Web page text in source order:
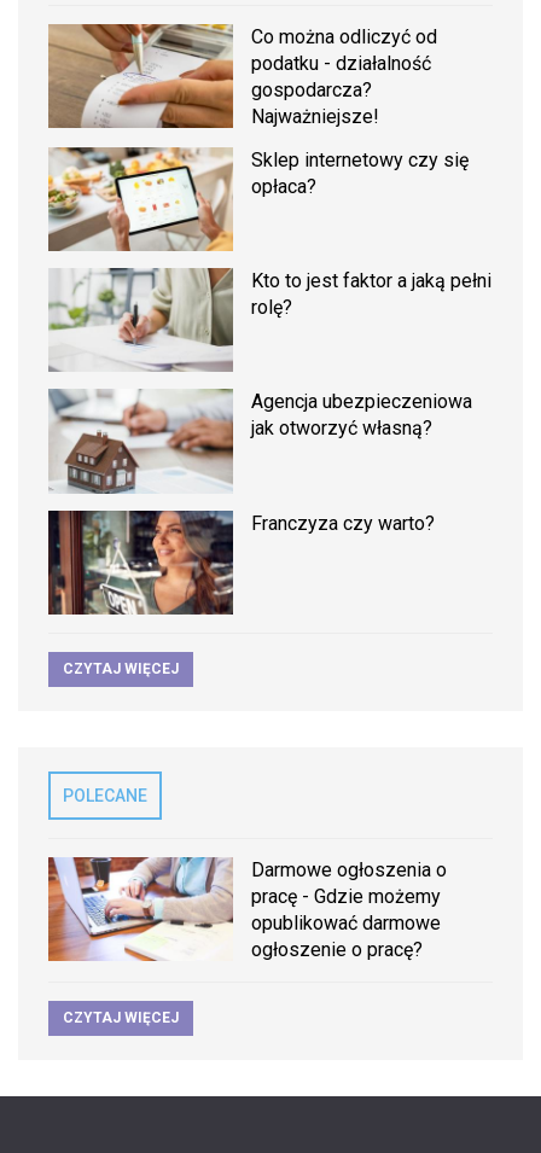
Co można odliczyć od
podatku - działalność
gospodarcza?
Najważniejsze!
Sklep internetowy czy się
opłaca?
Kto to jest faktor a jaką pełni
rolę?
Agencja ubezpieczeniowa
jak otworzyć własną?
Franczyza czy warto?
CZYTAJ WIĘCEJ
POLECANE
Darmowe ogłoszenia o
pracę - Gdzie możemy
opublikować darmowe
ogłoszenie o pracę?
CZYTAJ WIĘCEJ